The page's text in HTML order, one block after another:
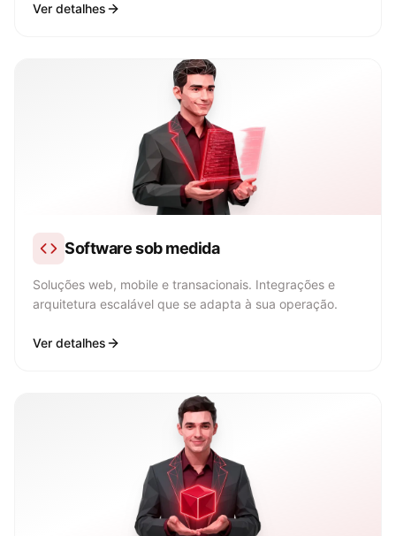
Ver detalhes
Software sob medida
Soluções web, mobile e transacionais. Integrações e
arquitetura escalável que se adapta à sua operação.
Ver detalhes